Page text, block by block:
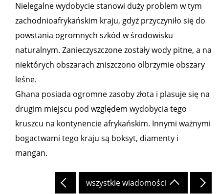
Nielegalne wydobycie stanowi duży problem w tym
zachodnioafrykańskim kraju, gdyż przyczyniło się do
powstania ogromnych szkód w środowisku
naturalnym. Zanieczyszczone zostały wody pitne, a na
niektórych obszarach zniszczono olbrzymie obszary
leśne.
Ghana posiada ogromne zasoby złota i plasuje się na
drugim miejscu pod względem wydobycia tego
kruszcu na kontynencie afrykańskim. Innymi ważnymi
bogactwami tego kraju są boksyt, diamenty i
mangan.
wszystkie wiadomości